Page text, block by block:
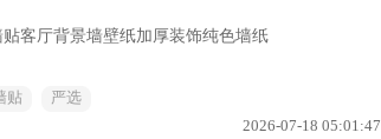
客厅背景墙壁纸加厚装饰纯色墙纸
贴
严选
2026-07-18 05:01:47